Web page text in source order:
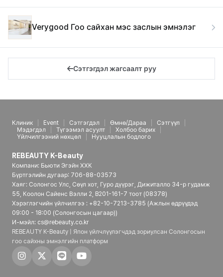
Verygood Гоо сайхан мэс заслын эмнэлэг
Сэтгэгдэл жагсаалт руу
Клиник Event Сэтгэгдэл Өмнө/Дараа
Сэтгүүл
Мэдэгдэл
Түгээмэл асуулт
Холбоо барих
Үйлчилгээний нөхцөл
Нууцлалын бодлого
REBEAUTY K-Beauty
Компани: Бьюти Эгэйн ХХК
Бүртгэлийн дугаар: 706-88-03573
Хаяг: Солонгос Улс, Сөүл хот, Гуро дүүрэг, Дижиталло 34-р гудамж
55, Коолон Сайенс Вэлли 2, B201-161-7 тоот (08378)
Хэрэглэгчийн үйлчилгээ : +82-10-7213-3785 (Ажлын өдрүүдэд
09:00 - 18:00 (Солонгосын цагаар))
И-мэйл: cs@rebeauty.co.kr
REBEAUTY K-Beauty | Япон үйлчлүүлэгчдэд зориулсан Солонгосын
гоо сайхны эмнэлгийн платформ